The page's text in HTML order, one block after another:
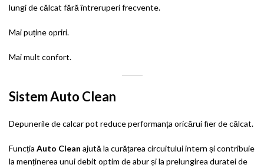
lungi de călcat fără întreruperi frecvente.
Mai puține opriri.
Mai mult confort.
Sistem Auto Clean
Depunerile de calcar pot reduce performanța oricărui fier de călcat.
Funcția Auto Clean ajută la curățarea circuitului intern și contribuie
la menținerea unui debit optim de abur și la prelungirea duratei de